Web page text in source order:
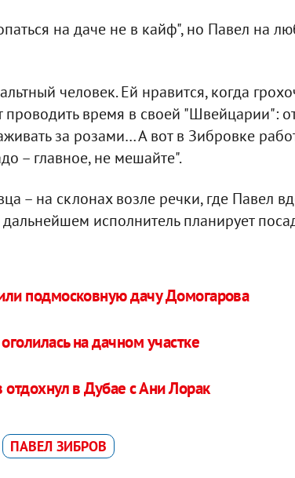
на даче не в кайф", но Павел на
человек. Ей нравится, когда
время в своей "Швейцарии":
за розами… А вот в Зибровке
– главное, не мешайте".
– на склонах возле речки, где Павел
исполнитель планирует
подмосковную дачу Домогарова
на дачном участке
в Дубае с Ани Лорак
ПАВЕЛ ЗИБРОВ